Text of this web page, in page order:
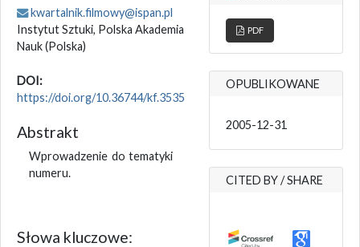
kwartalnik.filmowy@ispan.pl
Instytut Sztuki, Polska Akademia
Nauk(Polska)
DOI:
https://doi.org/10.36744/kf.3535
Abstrakt
Wprowadzenie do tematyki
numeru.
Słowa kluczowe:
PDF
OPUBLIKOWANE
2005-12-31
CITED BY / SHARE